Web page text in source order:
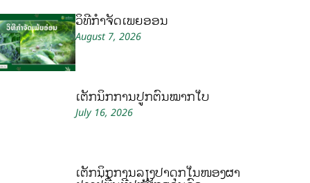
ວິທີກໍາຈັດເພ້ຍອ່ອນ
August 7, 2026
ເຕັກນິກການປູກຕົ້ນໝາກໃບ
July 16, 2026
ເຕັກນິກການລ້ຽງປາດຸກໃນໜອງຜ້າ